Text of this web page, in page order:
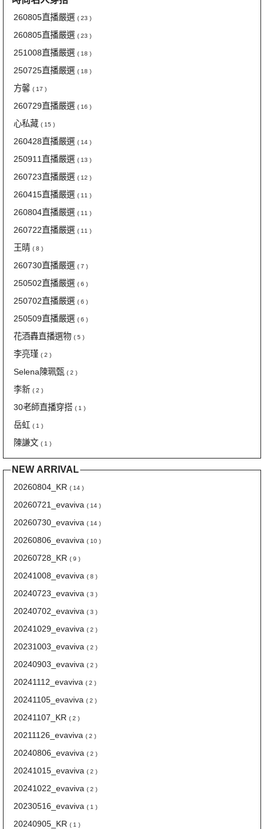
260805直播嚴選 ( 23 )
260805直播嚴選 ( 23 )
251008直播嚴選 ( 18 )
250725直播嚴選 ( 18 )
方馨 ( 17 )
260729直播嚴選 ( 16 )
心私藏 ( 15 )
260428直播嚴選 ( 14 )
250911直播嚴選 ( 13 )
260723直播嚴選 ( 12 )
260415直播嚴選 ( 11 )
260804直播嚴選 ( 11 )
260722直播嚴選 ( 11 )
王晴 ( 8 )
260730直播嚴選 ( 7 )
250502直播嚴選 ( 6 )
250702直播嚴選 ( 6 )
250509直播嚴選 ( 6 )
花酒轟直播選物 ( 5 )
李亮瑾 ( 2 )
Selena陳珮甄 ( 2 )
李新 ( 2 )
30老師直播穿搭 ( 1 )
岳虹 ( 1 )
陳謙文 ( 1 )
NEW ARRIVAL
20260804_KR ( 14 )
20260721_evaviva ( 14 )
20260730_evaviva ( 14 )
20260806_evaviva ( 10 )
20260728_KR ( 9 )
20241008_evaviva ( 8 )
20240723_evaviva ( 3 )
20240702_evaviva ( 3 )
20241029_evaviva ( 2 )
20231003_evaviva ( 2 )
20240903_evaviva ( 2 )
20241112_evaviva ( 2 )
20241105_evaviva ( 2 )
20241107_KR ( 2 )
20211126_evaviva ( 2 )
20240806_evaviva ( 2 )
20241015_evaviva ( 2 )
20241022_evaviva ( 2 )
20230516_evaviva ( 1 )
20240905_KR ( 1 )